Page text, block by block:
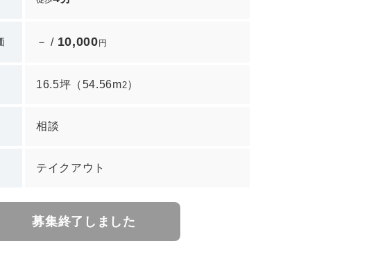
－ / 10,000 円
16.5坪 （54.56m2）
相談
テイクアウト
募集終了しました